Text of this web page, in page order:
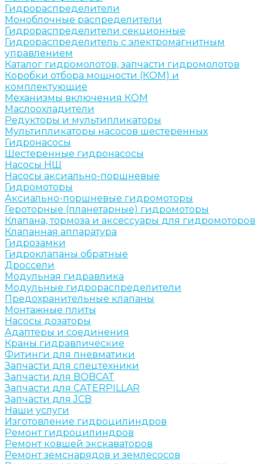
Гидрораспределители
Моноблочные распределители
Гидрораспределители секционные
Гидрораспределитель с электромагнитным
управлением
Каталог гидромолотов, запчасти гидромолотов
Коробки отбора мощности (КОМ) и
комплектующие
Механизмы включения КОМ
Маслоохладители
Редукторы и мультипликаторы
Мультипликаторы насосов шестеренных
Гидронасосы
Шестеренные гидронасосы
Насосы НШ
Насосы аксиально-поршневые
Гидромоторы
Аксиально-поршневые гидромоторы
Героторные (планетарные) гидромоторы
Клапана, тормоза и аксессуары для гидромоторов
Клапанная аппаратура
Гидрозамки
Гидроклапаны обратные
Дроссели
Модульная гидравлика
Модульные гидрораспределители
Предохранительные клапаны
Монтажные плиты
Насосы дозаторы
Адаптеры и соединения
Краны гидравлические
Фитинги для пневматики
Запчасти для спецтехники
Запчасти для BOBCAT
Запчасти для CATERPILLAR
Запчасти для JCB
Наши услуги
Изготовление гидроцилиндров
Ремонт гидроцилиндров
Ремонт ковшей экскаваторов
Ремонт земснарядов и землесосов